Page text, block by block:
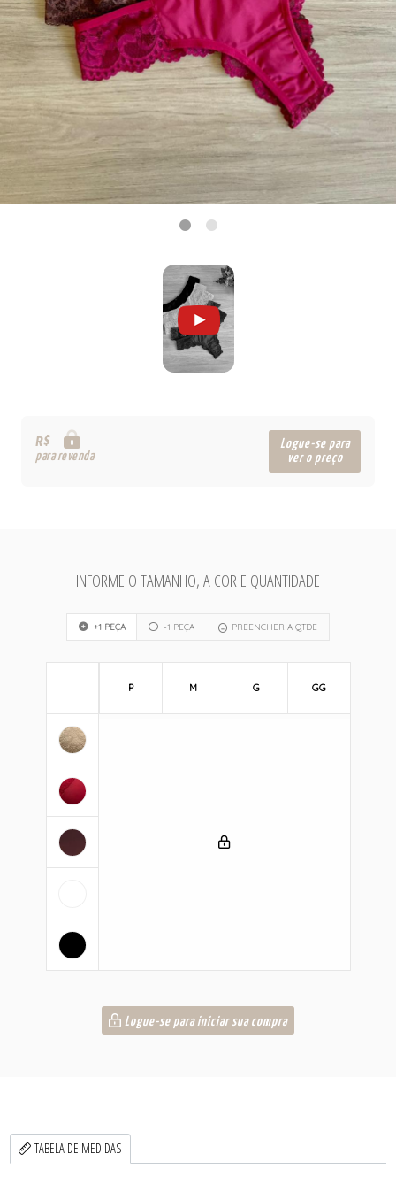
R$
para revenda
Logue-se para
ver o preço
INFORME O TAMANHO, A COR E QUANTIDADE
+1 PEÇA -1 PEÇA PREENCHER A QTDE
P M G GG
Logue-se para iniciar sua compra
TABELA DE MEDIDAS